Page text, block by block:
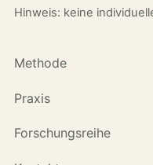
Hinweis: keine
Methode
Praxis
Forschungsreihe